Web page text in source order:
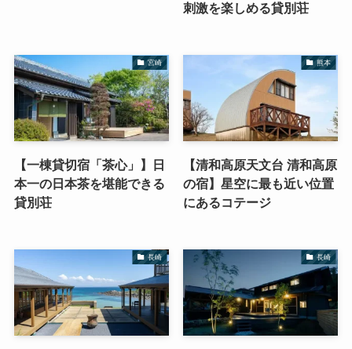
刺激を楽しめる貸別荘
宮崎
【一棟貸切宿「茶心」】日
本一の日本茶を堪能できる
貸別荘
熊本
【清和高原天文台 清和高原
の宿】星空に最も近い位置
にあるコテージ
長崎 長崎